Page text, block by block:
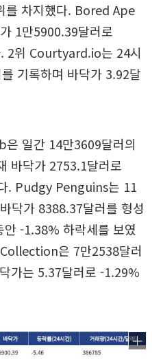
를 차지했다. Bored Ape
1만5900.39달러로
2위 Courtyard.io는 24시
기록하며 바닥가 3.92달
일간 14만3609달러의
바닥가 2753.1달러로
. Pudgy Penguins는 11
닥가 8388.37달러를 형성
-1.38% 하락세를 보였
은 7만2538달러
가는 5.37달러로 -1.29%